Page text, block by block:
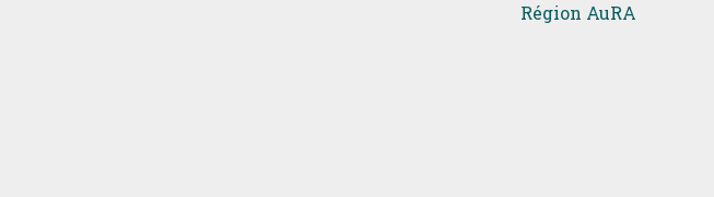
Région AuRA